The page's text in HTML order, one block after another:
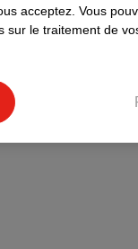
acceptez. Vous
sur le traitement de